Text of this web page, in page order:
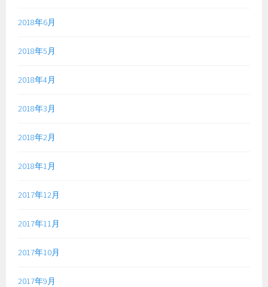
2018年6月
2018年5月
2018年4月
2018年3月
2018年2月
2018年1月
2017年12月
2017年11月
2017年10月
2017年9月